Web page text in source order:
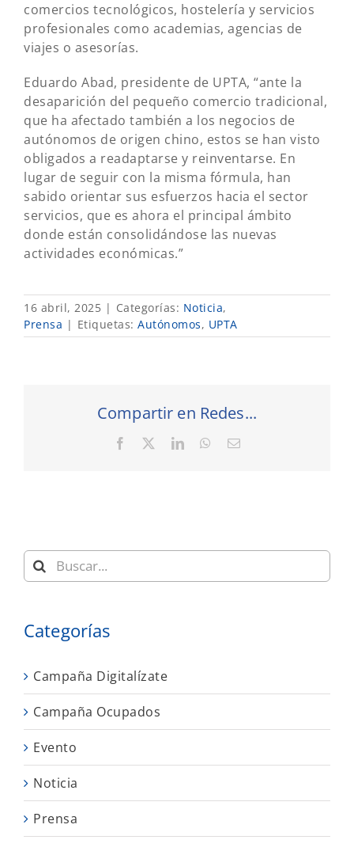
comercios tecnológicos, hostelería y servicios
profesionales como academias, agencias de
viajes o asesorías.
Eduardo Abad, presidente de UPTA, “ante la
desaparición del pequeño comercio tradicional,
que ha afectado también a los negocios de
autónomos de origen chino, estos se han visto
obligados a readaptarse y reinventarse. En
lugar de seguir con la misma fórmula, han
sabido orientar sus esfuerzos hacia el sector
servicios, que es ahora el principal ámbito
donde están consolidándose las nuevas
actividades económicas.”
16 abril, 2025 | Categorías: Noticia,
Prensa | Etiquetas: Autónomos, UPTA
Compartir en Redes...
Facebook LinkedInWhatsApp
Correo
Buscar:
Categorías
Campaña Digitalízate
Campaña Ocupados
Evento
Noticia
Prensa